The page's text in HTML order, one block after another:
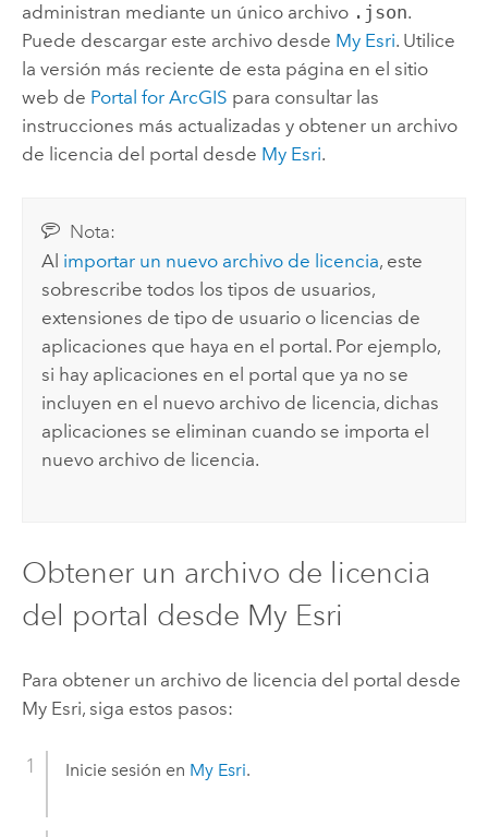
administran mediante un único archivo .json.
Puede descargar este archivo desde My Esri.Utilice
la versión más reciente de esta página en el sitio
web de Portal for ArcGIS para consultar las
instrucciones más actualizadas y obtener un archivo
de licencia del portal desde My Esri.
Nota:
Al importar un nuevo archivo de licencia, este
sobrescribe todos los tipos de usuarios,
extensiones de tipo de usuario o licencias de
aplicaciones que haya en el portal. Por ejemplo,
si hay aplicaciones en el portal que ya no se
incluyen en el nuevo archivo de licencia, dichas
aplicaciones se eliminan cuando se importa el
nuevo archivo de licencia.
Obtener un archivo de licencia
del portal desde My Esri
Para obtener un archivo de licencia del portal desde
My Esri, siga estos pasos:
Inicie sesión en My Esri.